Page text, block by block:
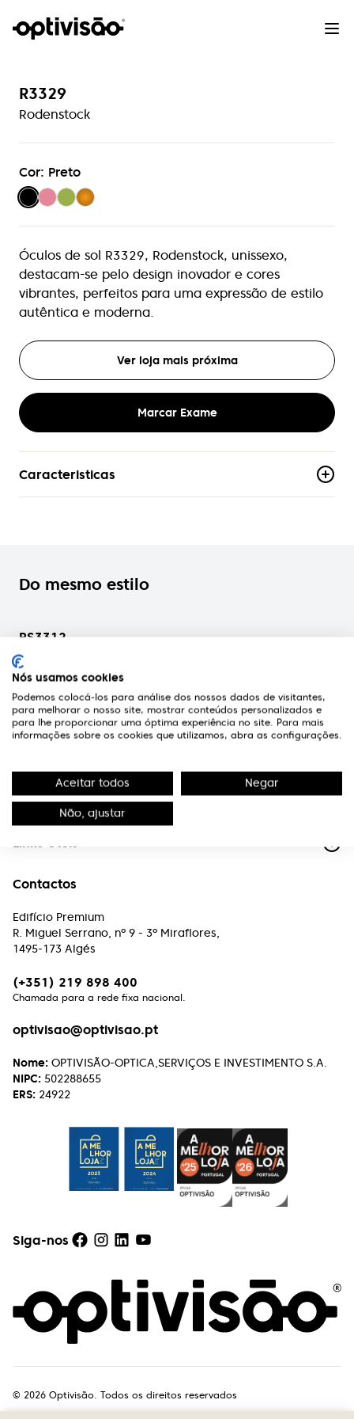
R3329
Rodenstock
Cor: Preto
Óculos de sol R3329, Rodenstock, unissexo,
destacam-se pelo design inovador e cores
vibrantes, perfeitos para uma expressão de estilo
autêntica e moderna.
Ver loja mais próxima
Marcar Exame
Caracteristicas
Aro-Completo
Genero
Mulher
Do mesmo estilo
RS3312
Rodenstock
A Optivisão
Links Úteis
Contactos
Edifício Premium
R. Miguel Serrano, nº 9 - 3º Miraflores,
1495-173 Algés
(+351) 219 898 400
Chamada para a rede fixa nacional.
optivisao@optivisao.pt
Nome: OPTIVISÃO-OPTICA,SERVIÇOS E INVESTIMENTO S.A.
NIPC: 502288655
ERS: 24922
Siga-nos
© 2026 Optivisão. Todos os direitos reservados
Nós usamos cookies
Podemos colocá-los para análise dos nossos dados de visitantes,
para melhorar o nosso site, mostrar conteúdos personalizados e
para lhe proporcionar uma óptima experiência no site. Para mais
informações sobre os cookies que utilizamos, abra as configurações.
Aceitar todos Negar
Não, ajustar